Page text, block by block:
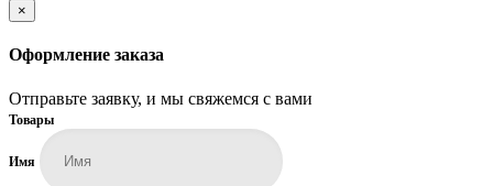
×
Оформление заказа
Отправьте заявку, и мы свяжемся с вами
Товары
Имя